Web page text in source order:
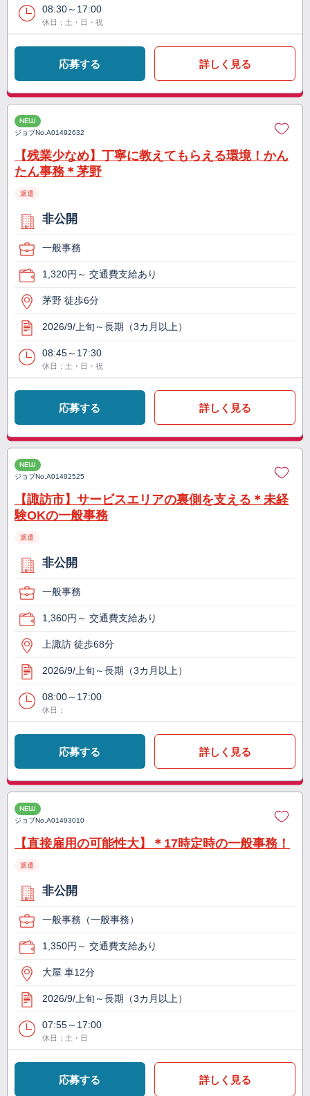
08:30～17:00
休日：土・日・祝
応募する 詳しく見る
NEW
ジョブNo.A01492632
【残業少なめ】丁寧に教えてもらえる環境！かん
たん事務＊茅野
派遣
非公開
一般事務
1,320円～ 交通費支給あり
茅野 徒歩6分
2026/9/上旬～長期（3カ月以上）
08:45～17:30
休日：土・日・祝
応募する 詳しく見る
NEW
ジョブNo.A01492525
【諏訪市】サービスエリアの裏側を支える＊未経
験OKの一般事務
派遣
非公開
一般事務
1,360円～ 交通費支給あり
上諏訪 徒歩68分
2026/9/上旬～長期（3カ月以上）
08:00～17:00
休日：
応募する 詳しく見る
NEW
ジョブNo.A01493010
【直接雇用の可能性大】＊17時定時の一般事務！
派遣
非公開
一般事務（一般事務）
1,350円～ 交通費支給あり
大屋 車12分
2026/9/上旬～長期（3カ月以上）
07:55～17:00
休日：土・日
応募する 詳しく見る